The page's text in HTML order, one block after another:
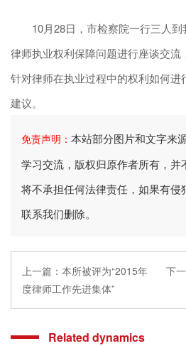
10月28日，市检察院一行三人到
律师执业权利保障问题进行座谈交流
针对律师在执业过程中的权利如何进
建议。
免责声明： 本站部分图片和文字来
学习交流，版权归原作者所有，并
将不承担任何法律责任，如果有侵
联系我们删除。
上一篇： 本所被评为“2015年
度律师工作先进集体”
下
Related dynamics